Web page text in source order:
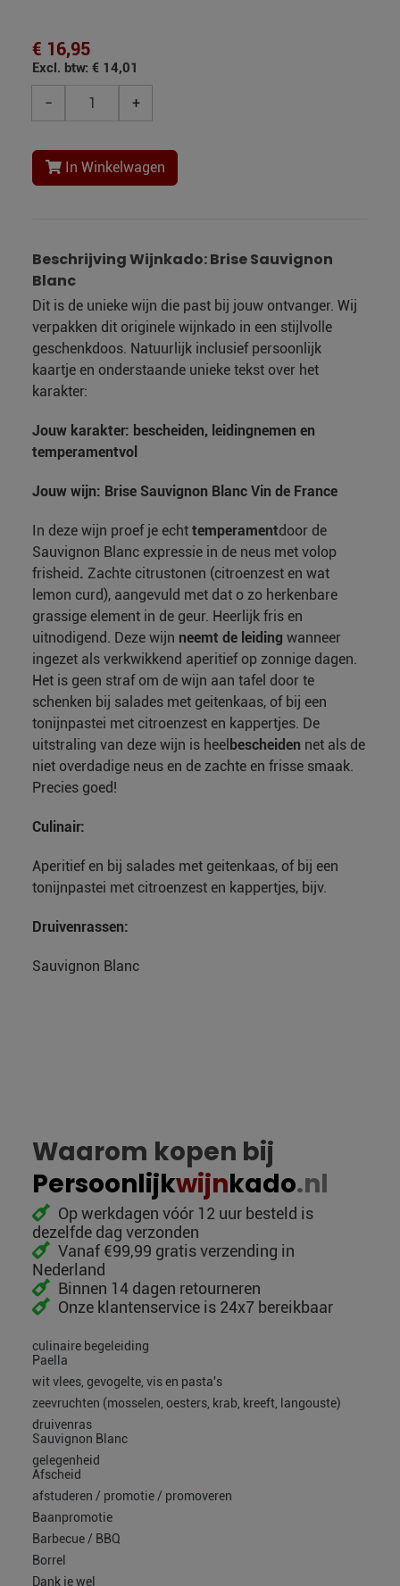
€ 16,95
Excl. btw: € 14,01
− +
In Winkelwagen
Beschrijving Wijnkado: Brise Sauvignon
Blanc
Dit is de unieke wijn die past bij jouw ontvanger. Wij
verpakken dit originele wijnkado in een stijlvolle
geschenkdoos. Natuurlijk inclusief persoonlijk
kaartje en onderstaande unieke tekst over het
karakter:
Jouw karakter: bescheiden, leidingnemen en
temperamentvol
Jouw wijn: Brise Sauvignon Blanc Vin de France
In deze wijn proef je echt temperamentdoor de
Sauvignon Blanc expressie in de neus met volop
frisheid. Zachte citrustonen (citroenzest en wat
lemon curd), aangevuld met dat o zo herkenbare
grassige element in de geur. Heerlijk fris en
uitnodigend. Deze wijn neemt de leiding wanneer
ingezet als verkwikkend aperitief op zonnige dagen.
Het is geen straf om de wijn aan tafel door te
schenken bij salades met geitenkaas, of bij een
tonijnpastei met citroenzest en kappertjes. De
uitstraling van deze wijn is heel bescheiden net als de
niet overdadige neus en de zachte en frisse smaak.
Precies goed!
Culinair:
Aperitief en bij salades met geitenkaas, of bij een
tonijnpastei met citroenzest en kappertjes, bijv.
Druivenrassen:
Sauvignon Blanc
Waarom kopen bij
Persoonlijkwijnkado.nl
Op werkdagen vóór 12 uur besteld is
dezelfde dag verzonden
Vanaf €99,99 gratis verzending in
Nederland
Binnen 14 dagen retourneren
Onze klantenservice is 24x7 bereikbaar
culinaire begeleiding
Paella
wit vlees, gevogelte, vis en pasta's
zeevruchten (mosselen, oesters, krab, kreeft, langouste)
druivenras
Sauvignon Blanc
gelegenheid
Afscheid
afstuderen / promotie / promoveren
Baanpromotie
Barbecue / BBQ
Borrel
Dank je wel